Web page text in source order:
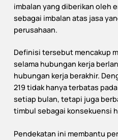
imbalan yang diberikan oleh
sebagai imbalan atas jasa
perusahaan.
Definisi tersebut mencakup
selama hubungan kerja
hubungan kerja berakhir.
219 tidak hanya terbatas
setiap bulan, tetapi juga
timbul sebagai konsekuensi
Pendekatan ini membantu